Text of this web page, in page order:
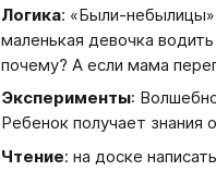
Логика: «Были-
маленькая девочка
почему? А если мама
Эксперименты:
Ребенок получает
Чтение: на доске